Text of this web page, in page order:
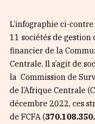
L’infographie ci-
11 sociétés de gestion
financier de la
Centrale. Il s’agit de
la Commission de
de l’Afrique Centrale
décembre 2022, ces
de FCFA (